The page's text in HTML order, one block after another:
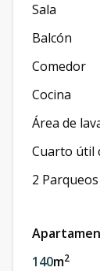
Sala
Balcón
Comedor
Cocina
Área de
Cuarto útil
2 Parqueos
140m2